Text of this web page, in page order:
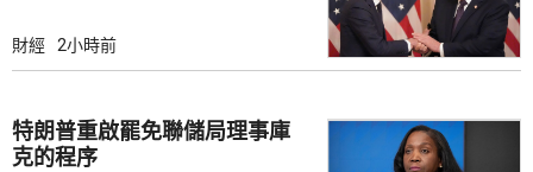
財經 2小時前
特朗普重啟罷免聯儲局理事庫
克的程序